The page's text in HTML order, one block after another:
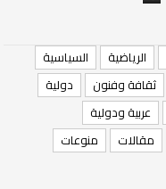
الرياضية
السياسية
ثقافة وفنون
دولية
عربية ودولية
مقالات منوعات